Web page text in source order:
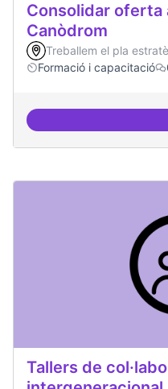
Consolidar oferta
Canòdrom
Treballem el pla
Formació i capacitació
Tallers de